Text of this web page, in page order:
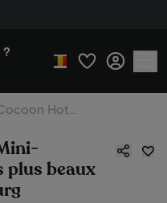
plus beaux